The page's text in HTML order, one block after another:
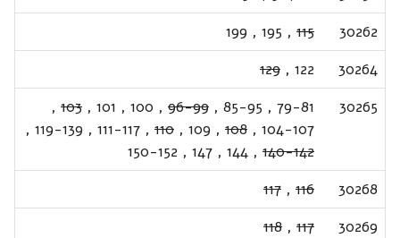
30262
115
,
195
,
199
30264
122
,
129
30265
79-81
,
85-95
,
96-99
,
100
,
101
,
103
,
104-107
,
108
,
109
,
110
,
111-117
,
119-139
,
140-142
,
144
,
147
,
150-152
30268
116
,
117
30269
117
,
118